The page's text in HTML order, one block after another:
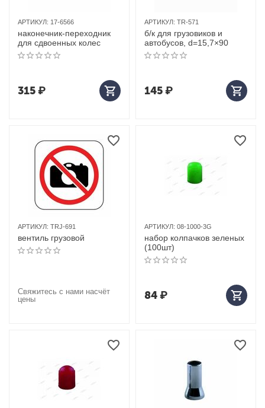
АРТИКУЛ: 17-6566
наконечник-переходник
для сдвоенных колес
315₽
АРТИКУЛ: TR-571
б/к для грузовиков и
автобусов, d=15,7×90
145₽
АРТИКУЛ: TRJ-691
вентиль грузовой
Свяжитесь с нами насчёт
цены
АРТИКУЛ: 08-1000-3G
набор колпачков зеленых
(100шт)
84₽